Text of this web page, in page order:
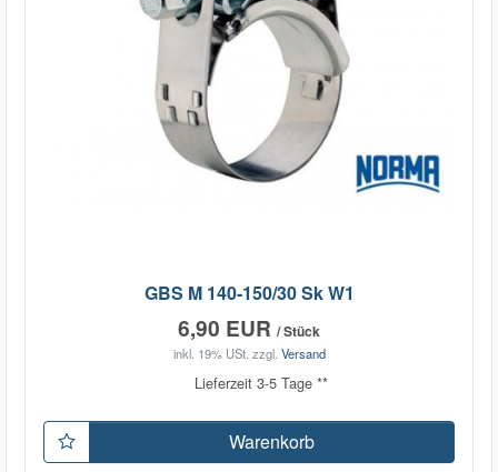
GBS M 140-150/30 Sk W1
6,90 EUR / Stück
inkl. 19% USt. zzgl. Versand
Lieferzeit 3-5 Tage **
Warenkorb